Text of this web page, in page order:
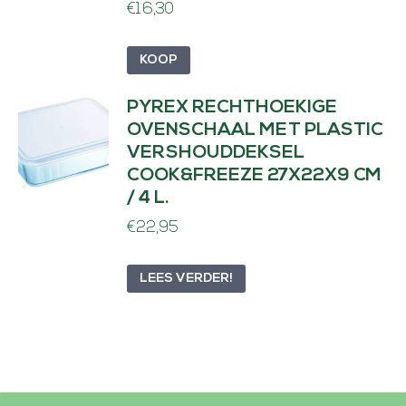
5
x
€16,30
KOOP
PYREX RECHTHOEKIGE
OVENSCHAAL MET PLASTIC
VERSHOUDDEKSEL
COOK&FREEZE 27X22X9 CM
/ 4 L.
€22,95
LEES VERDER!